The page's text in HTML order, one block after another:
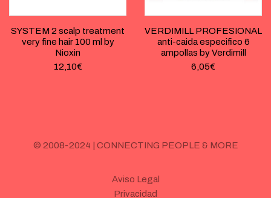
SYSTEM 2 scalp treatment
very fine hair 100 ml by
Nioxin
12,10€
VERDIMILL PROFESIONAL
anti-caida especifico 6
ampollas by Verdimill
6,05€
© 2008-2024 | CONNECTING PEOPLE & MORE
Aviso Legal
Privacidad